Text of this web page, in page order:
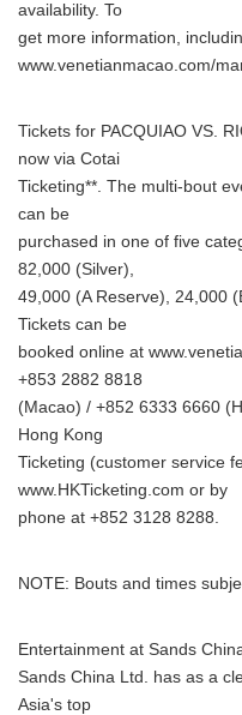
availability. To
get more information,
www.venetianmacao.com/
Tickets for PACQUIAO VS.
now via Cotai
Ticketing**. The multi-bout
can be
purchased in one of five
82,000 (Silver),
49,000 (A Reserve), 24,000
Tickets can be
booked online at
+853 2882 8818
(Macao) / +852 6333 6660
Hong Kong
Ticketing (customer service
www.HKTicketing.com or by
phone at +852 3128 8288.
NOTE: Bouts and times
Entertainment at Sands
Sands China Ltd. has as a
Asia's top